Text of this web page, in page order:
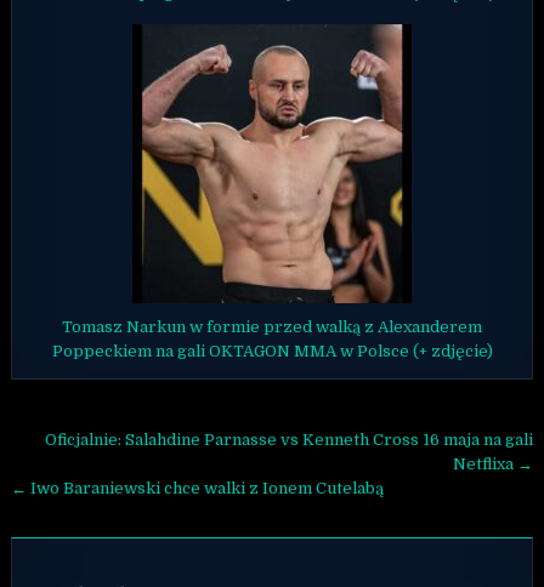
Tomasz Narkun w formie przed walką z Alexanderem
Poppeckiem na gali OKTAGON MMA w Polsce (+ zdjęcie)
Nawigacja wpisu
Oficjalnie: Salahdine Parnasse vs Kenneth Cross 16 maja na gali
Netflixa →
← Iwo Baraniewski chce walki z Ionem Cutelabą